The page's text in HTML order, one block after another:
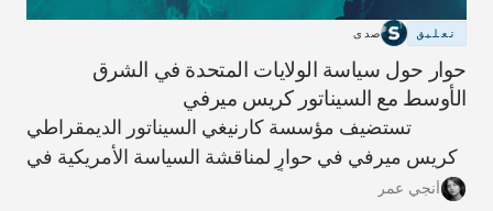
تعليق صدى
حوار حول سياسة الولايات المتحدة في الشرق
الأوسط مع السيناتور كريس ميرفي
تستضيف مؤسسة كارنيغي السيناتور الديمقراطي
كريس ميرفي في حوارٍ لمناقشة السياسة الأمريكية في
الشرق الأوسط، محذرًا من أن الحرب على إيران خطأ
أنجي عمر